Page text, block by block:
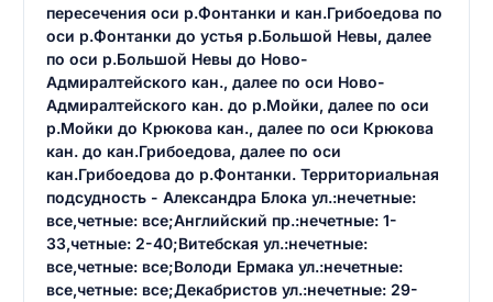
пересечения оси р.Фонтанки и кан.Грибоедова по
оси р.Фонтанки до устья р.Большой Невы, далее
по оси р.Большой Невы до Ново-
Адмиралтейского кан., далее по оси Ново-
Адмиралтейского кан. до р.Мойки, далее по оси
р.Мойки до Крюкова кан., далее по оси Крюкова
кан. до кан.Грибоедова, далее по оси
кан.Грибоедова до р.Фонтанки. Территориальная
подсудность - Александра Блока ул.:нечетные:
все,четные: все;Английский пр.:нечетные: 1-
33,четные: 2-40;Витебская ул.:нечетные:
все,четные: все;Володи Ермака ул.:нечетные:
все,четные: все;Декабристов ул.:нечетные: 29-